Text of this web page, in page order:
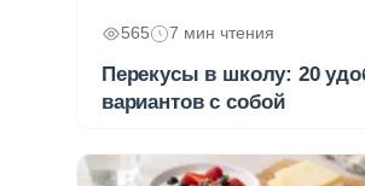
565 7 мин чтения
Перекусы в школу: 20
вариантов с собой